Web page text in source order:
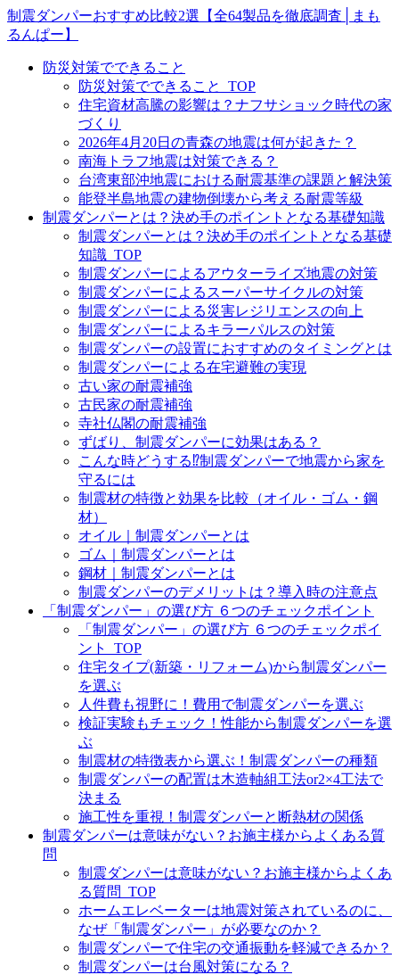
制震ダンパーおすすめ比較2選【全64製品を徹底調査│まも
るんぱー】
防災対策でできること
防災対策でできること_TOP
住宅資材高騰の影響は？ナフサショック時代の家
づくり
2026年4月20日の青森の地震は何が起きた？
南海トラフ地震は対策できる？
台湾東部沖地震における耐震基準の課題と解決策
能登半島地震の建物倒壊から考える耐震等級
制震ダンパーとは？決め手のポイントとなる基礎知識
制震ダンパーとは？決め手のポイントとなる基礎
知識_TOP
制震ダンパーによるアウターライズ地震の対策
制震ダンパーによるスーパーサイクルの対策
制震ダンパーによる災害レジリエンスの向上
制震ダンパーによるキラーパルスの対策
制震ダンパーの設置におすすめのタイミングとは
制震ダンパーによる在宅避難の実現
古い家の耐震補強
古民家の耐震補強
寺社仏閣の耐震補強
ずばり、制震ダンパーに効果はある？
こんな時どうする⁉制震ダンパーで地震から家を
守るには
制震材の特徴と効果を比較（オイル・ゴム・鋼
材）
オイル｜制震ダンパーとは
ゴム｜制震ダンパーとは
鋼材｜制震ダンパーとは
制震ダンパーのデメリットは？導入時の注意点
「制震ダンパー」の選び方 ６つのチェックポイント
「制震ダンパー」の選び方 ６つのチェックポイ
ント_TOP
住宅タイプ(新築・リフォーム)から制震ダンパー
を選ぶ
人件費も視野に！費用で制震ダンパーを選ぶ
検証実験もチェック！性能から制震ダンパーを選
ぶ
制震材の特徴表から選ぶ！制震ダンパーの種類
制震ダンパーの配置は木造軸組工法or2×4工法で
決まる
施工性を重視！制震ダンパーと断熱材の関係
制震ダンパーは意味がない？お施主様からよくある質
問
制震ダンパーは意味がない？お施主様からよくあ
る質問_TOP
ホームエレベーターは地震対策されているのに、
なぜ「制震ダンパー」が必要なのか？
制震ダンパーで住宅の交通振動を軽減できるか？
制震ダンパーは台風対策になる？